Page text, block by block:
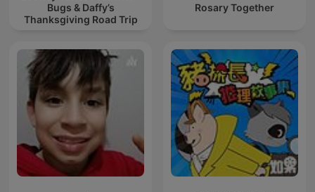
Bugs & Daffy’s
Thanksgiving Road Trip
Rosary Together